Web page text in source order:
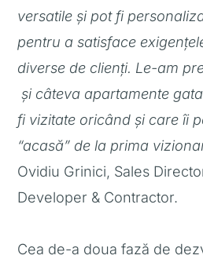
versatile și pot fi
pentru a satisface
diverse de clienți. Le-am
și câteva apartamente
fi vizitate oricând și care îi
“acasă” de la prima
Ovidiu Grinici, Sales
Developer & Contractor.
Cea de-a doua fază de